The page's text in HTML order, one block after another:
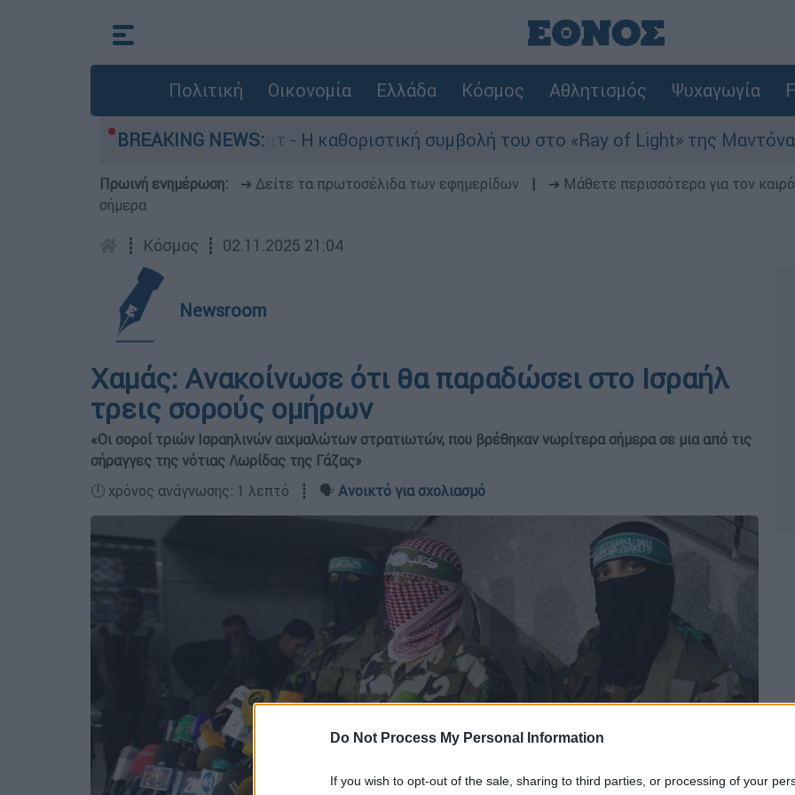
Do Not Process My Personal Information
If you wish to opt-out of the sale, sharing to third parties, or processing of your
Πολιτική Οικονομία Ελλάδα Κόσμος Αθλητισμός Ψυχαγωγία
BREAKING NEWS:
Γουίλιαμ Όρμπιτ - Η καθοριστική συμβολή του στο «Ray of Light» της Μαντόνα
Πρωινή ενημέρωση: ➔ Δείτε τα πρωτοσέλιδα των εφημερίδων ➔ Μάθετε περισσότερα για τον
σήμερα
┋ Κόσμος ┋ 02.11.2025 21:04
Newsroom
Χαμάς: Aνακοίνωσε ότι θα παραδώσει στο Ισραήλ
τρεις σορούς ομήρων
«Οι σοροί τριών Ισραηλινών αιχμαλώτων στρατιωτών, που βρέθηκαν νωρίτερα σήμερα σε μια από τις
σήραγγες της νότιας Λωρίδας της Γάζας»
🕛 χρόνος ανάγνωσης: 1 λεπτό ┋ 🗣️ Ανοικτό για σχολιασμό